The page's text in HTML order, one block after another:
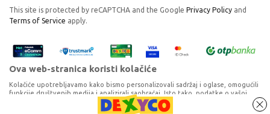
This site is protected by reCAPTCHA and the Google Privacy Policy and
Terms of Service apply.
Ova web-stranica koristi kolačiće
Kolačiće upotrebljavamo kako bismo personalizovali sadržaj i oglase, omogućili
funkcije društvenih medija i analizirali saobraćaj. Isto tako, podatke o vašoj
upotrebi naše web-lokacije delimo s partnerima za društvene medije,
oglašavanje i analizu, a oni ih mogu kombinovati s drugim podacima koje ste im